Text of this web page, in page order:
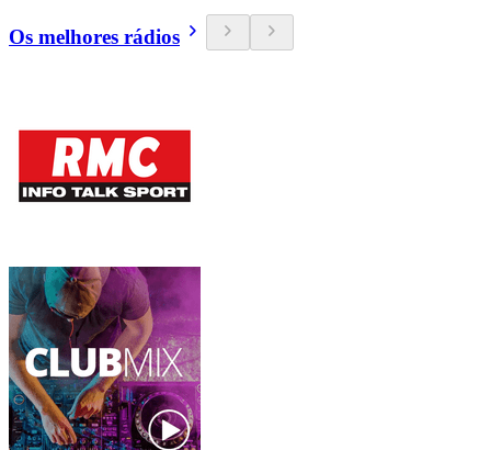
Os melhores rádios